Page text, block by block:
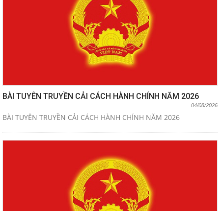
BÀI TUYÊN TRUYỀN CẢI CÁCH HÀNH CHÍNH NĂM 2026
04/08/2026
BÀI TUYÊN TRUYỀN CẢI CÁCH HÀNH CHÍNH NĂM 2026